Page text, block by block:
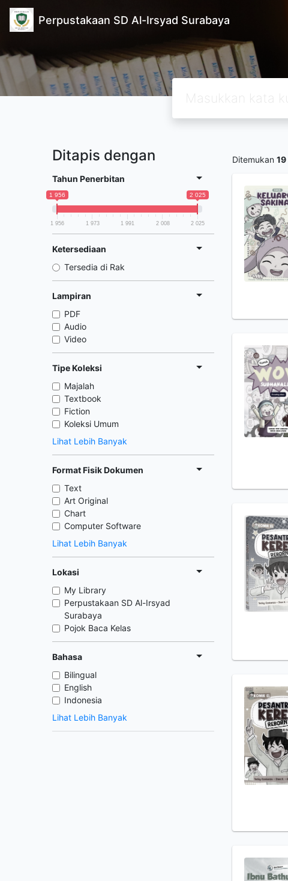
Perpustakaan SD Al-Irsyad Surabaya
Ditapis dengan
Tahun Penerbitan
1 956 2 025
1 956 1 973 1 991 2 008 2 025
Ketersediaan
Tersedia di Rak
Lampiran
PDF
Audio
Video
Tipe Koleksi
Majalah
Textbook
Fiction
Koleksi Umum
Lihat Lebih Banyak
Format Fisik Dokumen
Text
Art Original
Chart
Computer Software
Lihat Lebih Banyak
Lokasi
My Library
Perpustakaan SD Al-Irsyad
Surabaya
Pojok Baca Kelas
Bahasa
Bilingual
English
Indonesia
Lihat Lebih Banyak
Ditemukan 19